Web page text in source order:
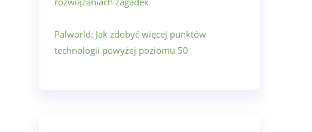
Palworld: Jak zdobyć więcej punktów
technologii powyżej poziomu 50